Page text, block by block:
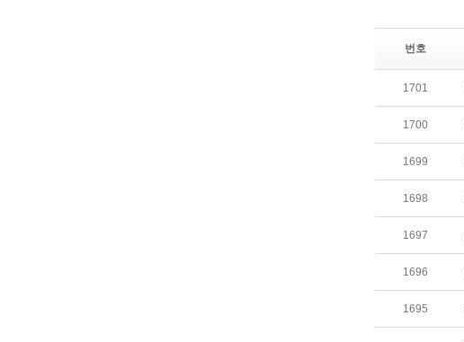
번호
1701
1700
1699
1698
1697
1696
1695